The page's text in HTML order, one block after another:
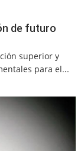
de futuro
superior y
para el...